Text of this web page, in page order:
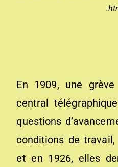
En 1909, une
central
questions
conditions de
et en 1926, elles